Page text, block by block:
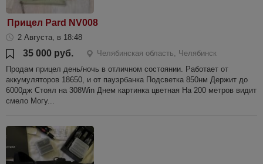
Прицел Pard NV008
2 Августа, в 18:48
35 000 руб.
Челябинская область, Челябинск
Продам прицел день/ночь в отличном состоянии. Работает от
аккумуляторов 18650, и от пауэрбанка Подсветка 850нм Держит до
6000дж Стоял на 308Win Днем картинка цветная На 200 метров видит
смело Могу...